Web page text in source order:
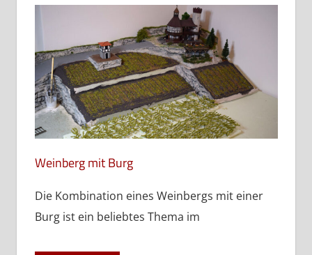
Weinberg mit Burg
Die Kombination eines Weinbergs mit einer
Burg ist ein beliebtes Thema im